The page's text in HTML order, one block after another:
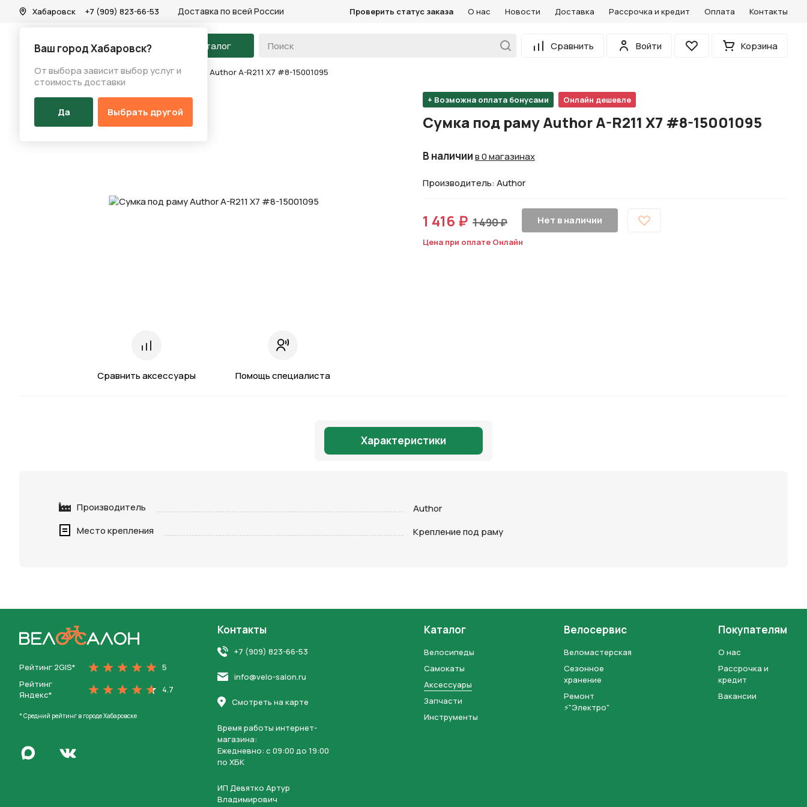
Хабаровск
Ваш город Хабаровск?
От выбора зависит выбор услуг и
стоимость доставки
Да Выбрать другой
+7 (909) 823-66-53 Доставка по всей России Проверить статус заказа О нас Новости Доставка Рассрочка и кредит Оплата Контакты
На главную Каталог Сравнить
Войти
Избранное Корзина
Каталог/Аксессуары/Сумки/Сумка под раму Author A-R211 X7 #8-15001095
Сравнить аксессуары Помощь специалиста
+ Возможна оплата бонусами Онлайн дешевле
Сумка под раму Author A-R211 X7 #8-15001095
В наличиив 0 магазинах
Производитель: Author
1 416 ₽ 1 490 ₽ Нет в наличии
Цена при оплате Онлайн
Характеристики
Производитель
Author
Место крепления
Крепление под раму
Рейтинг 2GIS*
5
Рейтинг
Яндекс*
4.7
* Средний рейтинг в городе Хабаровске
Написать в MaxПерейти во Вконтакте
Контакты
+7 (909) 823-66-53
info@velo-salon.ru
Смотреть на карте
Время работы интернет-
магазина:
Ежедневно: c 09:00 до 19:00
по ХБК
ИП Девятко Артур
Владимирович
Каталог
Велосипеды
Самокаты
Аксессуары
Запчасти
Инструменты
Велосервис
Веломастерская
Сезонное
хранение
Ремонт
⚡"Электро"
Покупателям
О нас
Рассрочка и
кредит
Вакансии
Отправить
Нажимая на кнопку “Отправить заявку”, вы даетесогласие на обработку